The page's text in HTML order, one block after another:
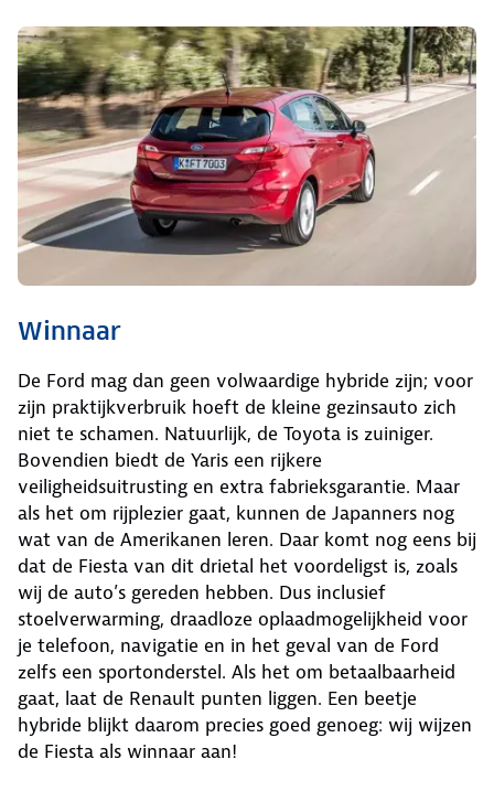
Winnaar
De Ford mag dan geen volwaardige hybride zijn; voor
zijn praktijkverbruik hoeft de kleine gezinsauto zich
niet te schamen. Natuurlijk, de Toyota is zuiniger.
Bovendien biedt de Yaris een rijkere
veiligheidsuitrusting en extra fabrieksgarantie. Maar
als het om rijplezier gaat, kunnen de Japanners nog
wat van de Amerikanen leren. Daar komt nog eens bij
dat de Fiesta van dit drietal het voordeligst is, zoals
wij de auto’s gereden hebben. Dus inclusief
stoelverwarming, draadloze oplaadmogelijkheid voor
je telefoon, navigatie en in het geval van de Ford
zelfs een sportonderstel. Als het om betaalbaarheid
gaat, laat de Renault punten liggen. Een beetje
hybride blijkt daarom precies goed genoeg: wij wijzen
de Fiesta als winnaar aan!